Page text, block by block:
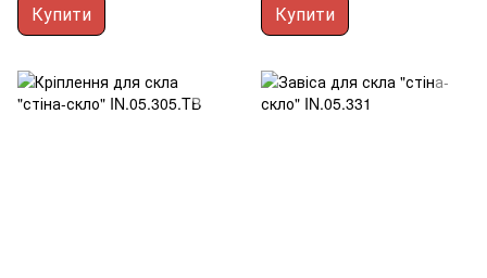
Купити Купити